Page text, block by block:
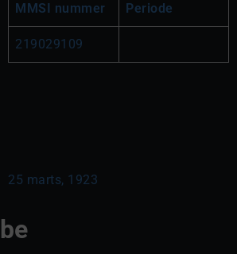
MMSI nummer Periode
219029109
25 marts, 1923